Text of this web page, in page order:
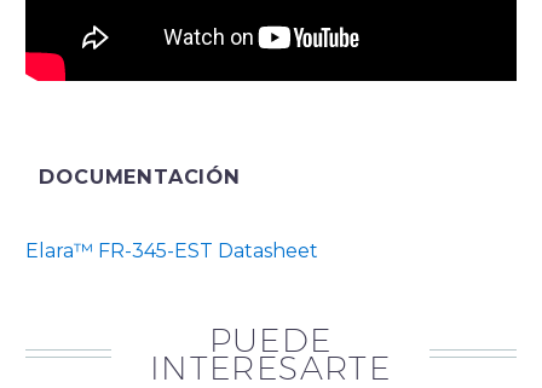
DOCUMENTACIÓN
Elara™ FR-345-EST Datasheet
PUEDE
INTERESARTE